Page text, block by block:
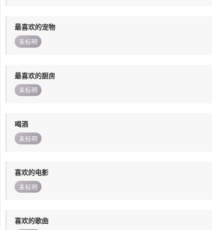
最喜欢的宠物
未标明
最喜欢的厨房
未标明
喝酒
未标明
喜欢的电影
未标明
喜欢的歌曲